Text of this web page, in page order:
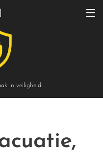
in veiligheid